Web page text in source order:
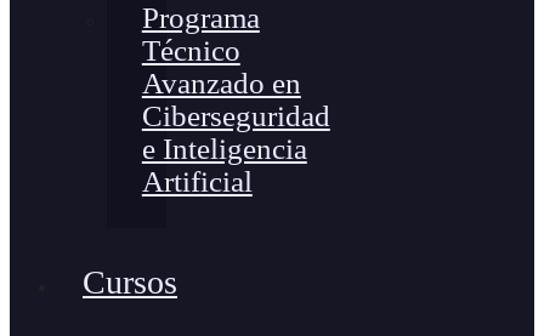
Programa
Técnico
Avanzado en
Ciberseguridad
e Inteligencia
Artificial
Cursos